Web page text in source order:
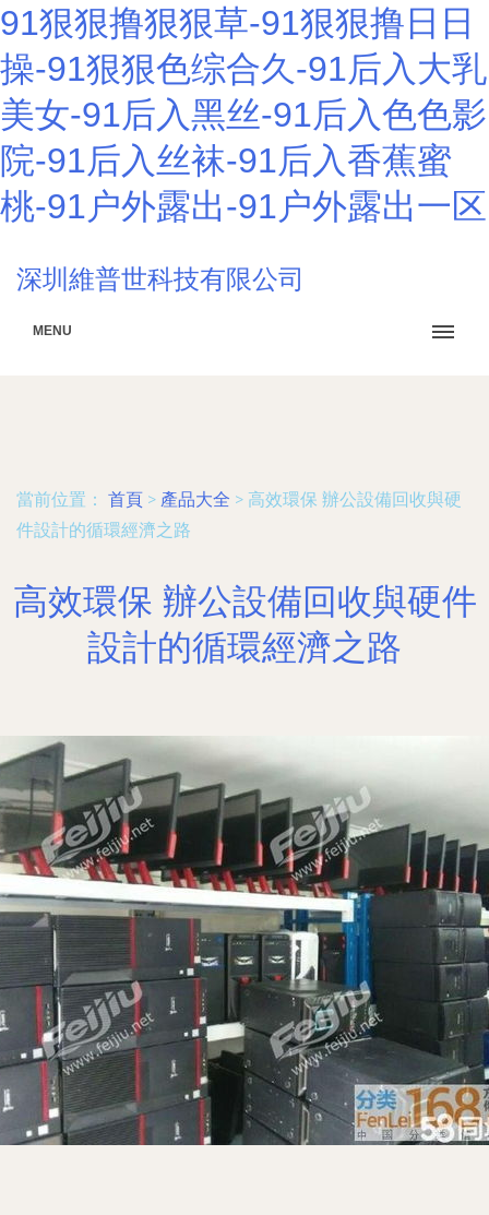
91狠狠撸狠狠草-91狠狠撸日日
操-91狠狠色综合久-91后入大乳
美女-91后入黑丝-91后入色色影
院-91后入丝袜-91后入香蕉蜜
桃-91户外露出-91户外露出一区
深圳維普世科技有限公司
MENU
當前位置： 首頁 > 產品大全 > 高效環保 辦公設備回收與硬
件設計的循環經濟之路
高效環保 辦公設備回收與硬件
設計的循環經濟之路